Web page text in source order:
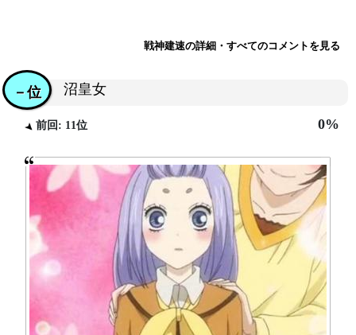
戦神建速の詳細・すべてのコメントを見る
沼皇女
－位
前回: 11位 0%